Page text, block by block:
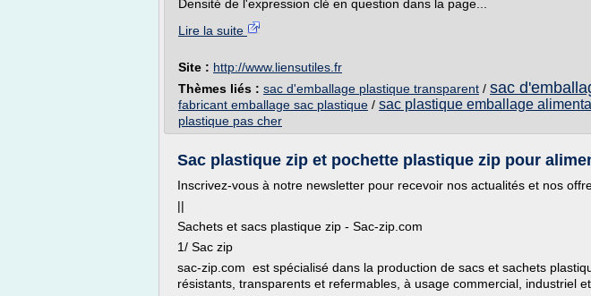
Densité de l'expression clé en question dans la page...
Lire la suite
Site : http://www.liensutiles.fr
Thèmes liés : sac d'emballage plastique transparent / sac
fabricant emballage sac plastique / sac plastique emballage
plastique pas cher
Sac plastique zip et pochette plastique zip pour
Inscrivez-vous à notre newsletter pour recevoir nos actualités et nos
||
Sachets et sacs plastique zip - Sac-zip.com
1/ Sac zip
sac-zip.com est spécialisé dans la production de sacs et sachets
résistants, transparents et refermables, à usage commercial, industriel